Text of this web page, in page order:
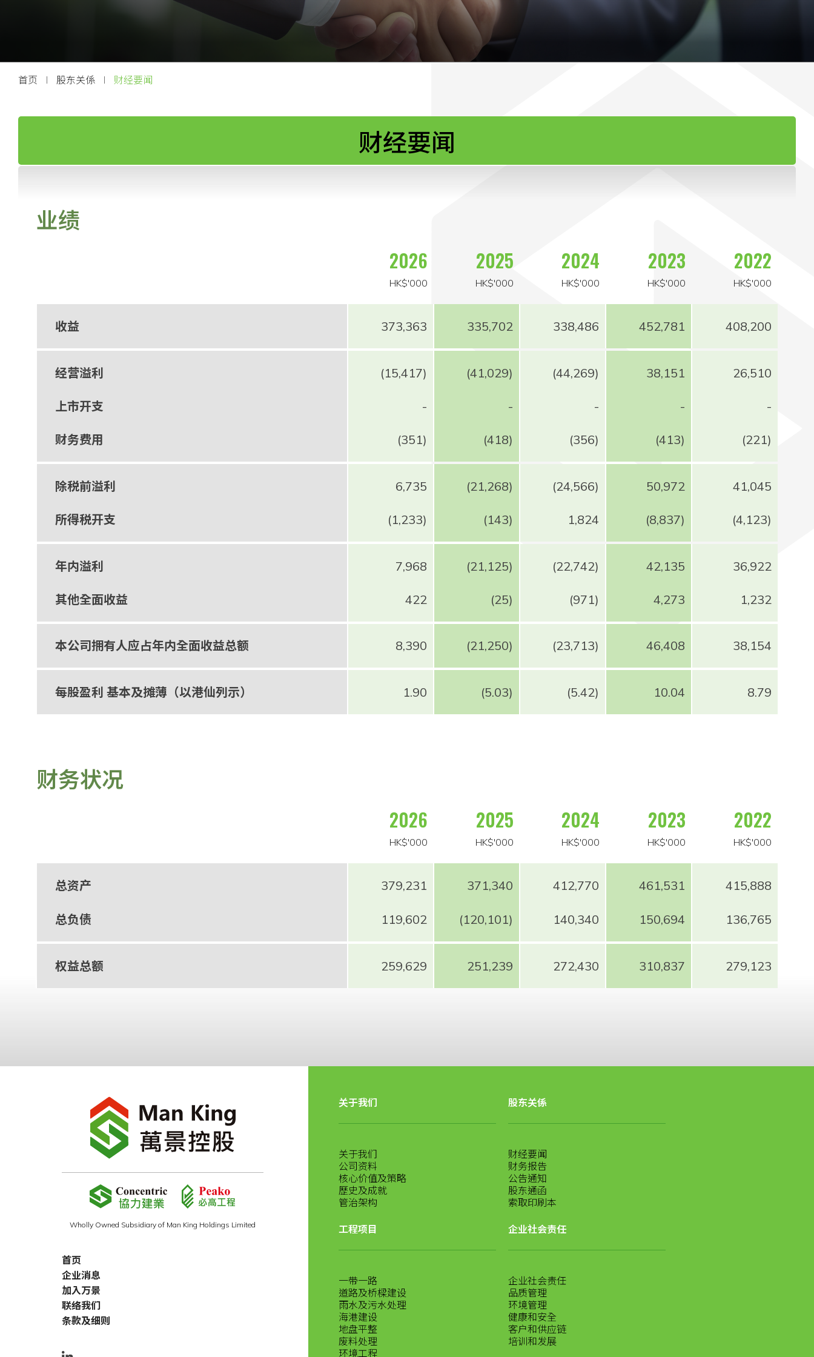
首页 股东关係 财经要闻
财经要闻
业绩
2026 2025 2024 2023 2022
HK$'000 HK$'000 HK$'000 HK$'000 HK$'000
收益 373,363 335,702 338,486 452,781 408,200
经营溢利 (15,417) (41,029) (44,269) 38,151 26,510
上市开支 - - - - -
财务费用 (351) (418) (356) (413) (221)
除税前溢利 6,735 (21,268) (24,566) 50,972 41,045
所得税开支 (1,233) (143) 1,824 (8,837) (4,123)
年内溢利 7,968 (21,125) (22,742) 42,135 36,922
其他全面收益 422 (25) (971) 4,273 1,232
本公司拥有人应占年内全面收益总额 8,390 (21,250) (23,713) 46,408 38,154
每股盈利 基本及摊薄（以港仙列示） 1.90 (5.03) (5.42) 10.04 8.79
财务状况
2026 2025 2024 2023 2022
HK$'000 HK$'000 HK$'000 HK$'000 HK$'000
总资产 379,231 371,340 412,770 461,531 415,888
总负债 119,602 (120,101) 140,340 150,694 136,765
权益总额 259,629 251,239 272,430 310,837 279,123
Wholly Owned Subsidiary of Man King Holdings Limited
首页
企业消息
加入万景
联络我们
条款及细则
关于我们
关于我们
公司资料
核心价值及策略
歷史及成就
管治架构
股东关係
财经要闻
财务报告
公告通知
股东通函
索取印刷本
工程项目
一带一路
道路及桥樑建设
雨水及污水处理
海港建设
地盘平整
废料处理
环境工程
企业社会责任
企业社会责任
品质管理
环境管理
健康和安全
客户和供应链
培训和发展